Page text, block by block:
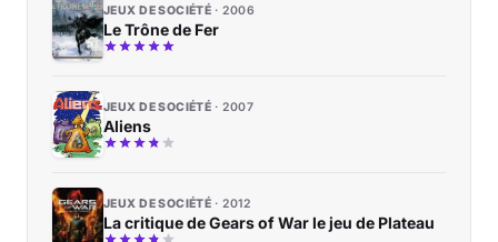
JEUX DE SOCIÉTÉ 2006
Le Trône de Fer
JEUX DE SOCIÉTÉ 2007
Aliens
JEUX DE SOCIÉTÉ 2012
La critique de Gears of War le jeu de Plateau